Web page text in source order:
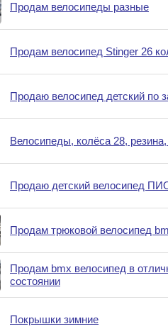
Продам велосипеды разные
Продам велосипед Stinger 26
Продаю велосипед детский по
Велосипеды, колёса 28, резина,
Продаю детский велосипед
Продам трюковой велосипед
Продам bmx велосипед в
состоянии
Покрышки зимние